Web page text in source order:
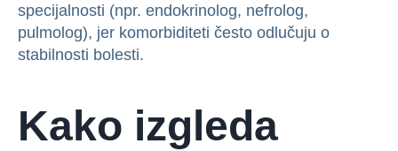
specijalnosti (npr. endokrinolog, nefrolog,
pulmolog), jer komorbiditeti često odlučuju o
stabilnosti bolesti.
Kako izgleda